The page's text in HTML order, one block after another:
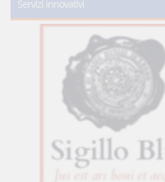
Servizi innovativi